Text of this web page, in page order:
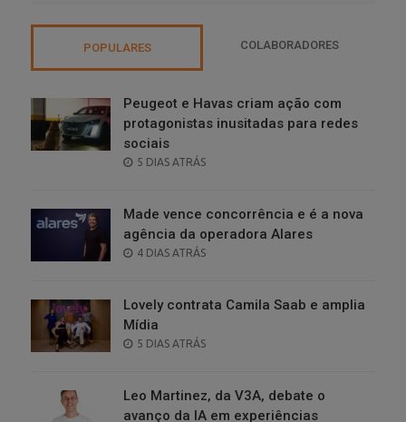
POPULARES COLABORADORES
Peugeot e Havas criam ação com
protagonistas inusitadas para redes
sociais
POSTED
5 DIAS ATRÁS
Made vence concorrência e é a nova
agência da operadora Alares
POSTED
4 DIAS ATRÁS
Lovely contrata Camila Saab e amplia
Mídia
POSTED
5 DIAS ATRÁS
Leo Martinez, da V3A, debate o
avanço da IA em experiências